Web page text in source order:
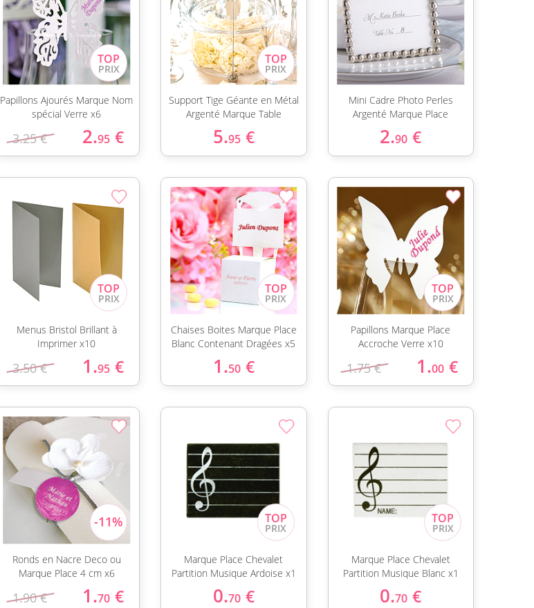
Papillons Ajourés Marque Nom
spécial Verre x6
3.25 € 2.95 €
Support Tige Géante en Métal
Argenté Marque Table
5.95 €
Mini Cadre Photo Perles
Argenté Marque Place
2.90 €
Menus Bristol Brillant à
Imprimer x10
3.50 € 1.95 €
Chaises Boites Marque Place
Blanc Contenant Dragées x5
1.50 €
Papillons Marque Place
Accroche Verre x10
1.75 € 1.00 €
Ronds en Nacre Deco ou
Marque Place 4 cm x6
1.90 € 1.70 €
Marque Place Chevalet
Partition Musique Ardoise x1
0.70 €
Marque Place Chevalet
Partition Musique Blanc x1
0.70 €